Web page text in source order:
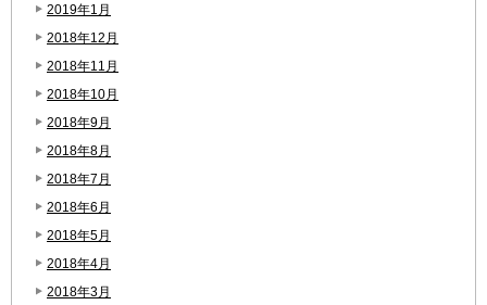
2019年1月
2018年12月
2018年11月
2018年10月
2018年9月
2018年8月
2018年7月
2018年6月
2018年5月
2018年4月
2018年3月